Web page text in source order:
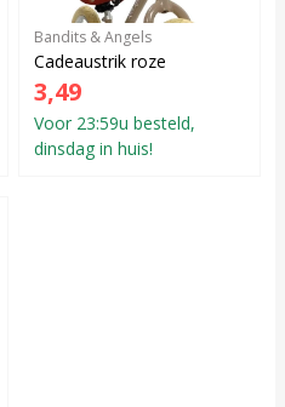
Bandits & Angels
Cadeaustrik roze
3,49
Voor 23:59u besteld,
dinsdag in huis!